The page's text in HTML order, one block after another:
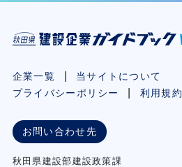
企業一覧
当サイトについて
プライバシーポリシー
利用規約
お問い合わせ先
秋⽥県建設部建設政策課